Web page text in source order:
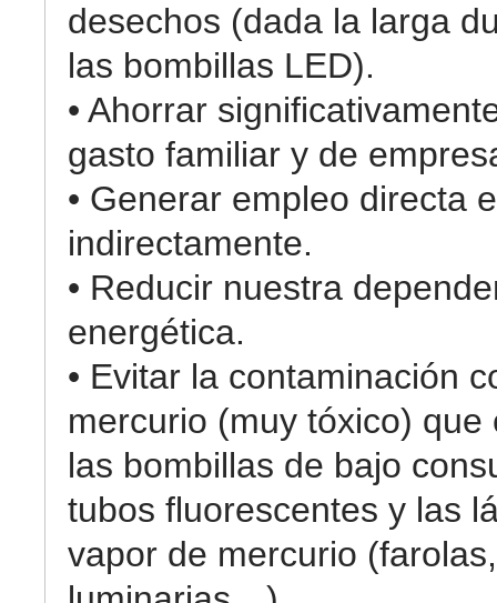
desechos (dada la larga
las bombillas LED).
• Ahorrar
gasto familiar y de
• Generar empleo directa e
indirectamente.
• Reducir nuestra
energética.
• Evitar la contaminación
mercurio (muy tóxico) que
las bombillas de bajo
tubos fluorescentes y las
vapor de mercurio (farolas,